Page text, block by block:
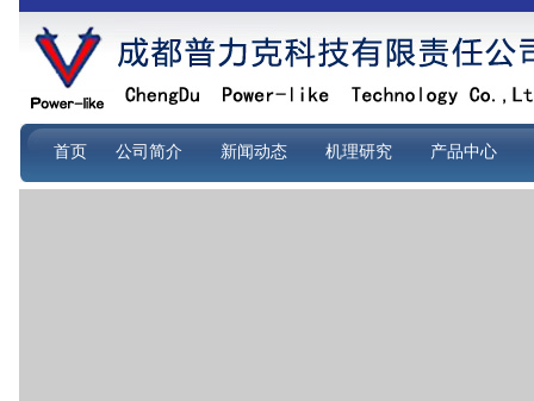
首页 公司简介 新闻动态 机理研究 产品中心